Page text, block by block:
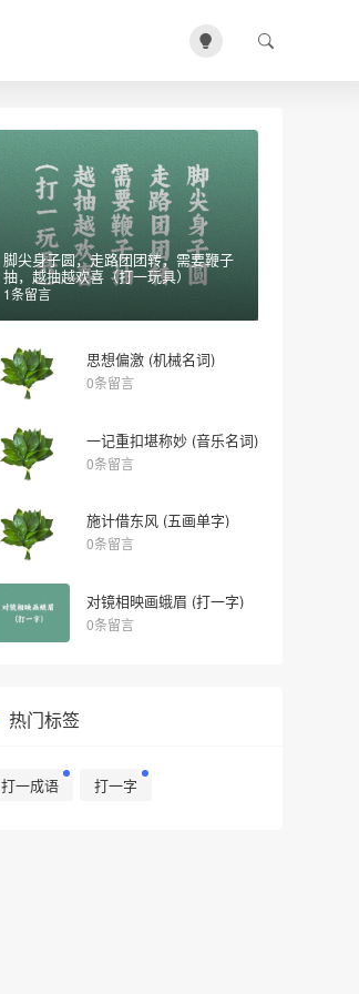
脚尖身子圆，走路团团转，需要鞭子
抽，越抽越欢喜（打一玩具）
1条留言
思想偏激 (机械名词)
0条留言
一记重扣堪称妙 (音乐名词)
0条留言
施计借东风 (五画单字)
0条留言
对镜相映画蛾眉 (打一字)
0条留言
热门标签
打一成语 打一字